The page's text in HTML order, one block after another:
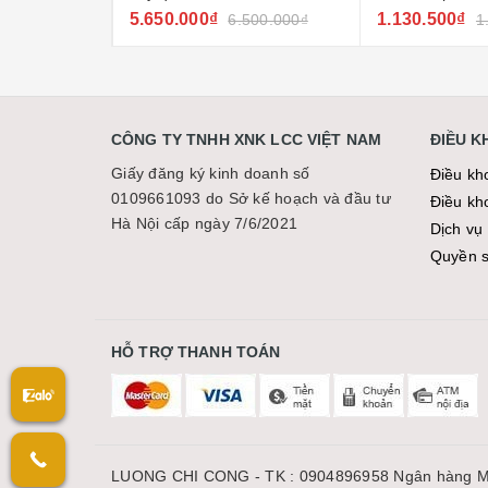
5.650.000₫ 6.500.000₫ 1.130.500₫
CÔNG TY TNHH XNK LCC VIỆT NAM
Giấy đăng ký kinh doanh số
0109661093 do Sở kế hoạch và đầu tư
Hà Nội cấp ngày 7/6/2021
ĐIỀU
Điều
Điều
Dịch
Quyền
HỖ TRỢ THANH TOÁN
LUONG CHI CONG - TK : 0904896958 Ngân hàng